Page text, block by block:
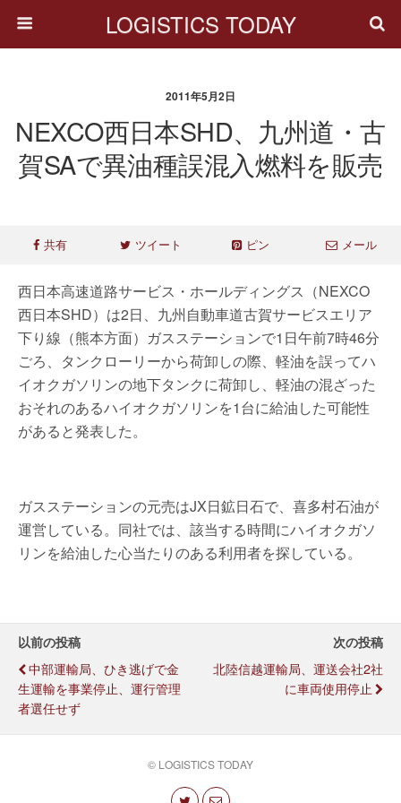
LOGISTICS TODAY
2011年5月2日
NEXCO西日本SHD、九州道・古
賀SAで異油種誤混入燃料を販売
共有 ツイート ピン メール
西日本高速道路サービス・ホールディングス（NEXCO
西日本SHD）は2日、九州自動車道古賀サービスエリア
下り線（熊本方面）ガスステーションで1日午前7時46分
ごろ、タンクローリーから荷卸しの際、軽油を誤ってハ
イオクガソリンの地下タンクに荷卸し、軽油の混ざった
おそれのあるハイオクガソリンを1台に給油した可能性
があると発表した。
ガスステーションの元売はJX日鉱日石で、喜多村石油が
運営している。同社では、該当する時間にハイオクガソ
リンを給油した心当たりのある利用者を探している。
以前の投稿
中部運輸局、ひき逃げで金
生運輸を事業停止、運行管理
者選任せず
次の投稿
北陸信越運輸局、運送会社2社
に車両使用停止
© LOGISTICS TODAY